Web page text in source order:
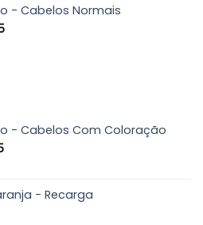
through
- Cabelos Normais
Price
- Cabelos Com Coloração
Price
through- Recarga